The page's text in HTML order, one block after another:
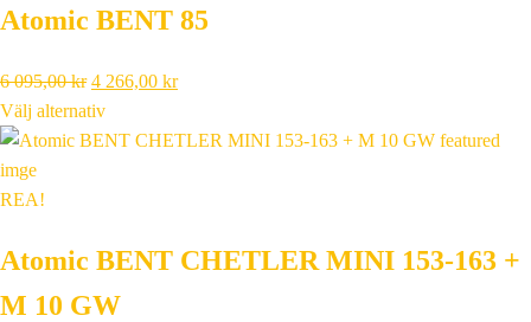
995,00 kr. 896,00 kr.
Atomic BENT 85
6 095,00kr Det
ursprungliga
priset
4 266,00 krDet
priset
Välj alternativ
REA!
Atomic BENT CHETLER MINI 153-163 +
M 10 GW